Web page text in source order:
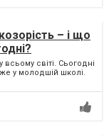
– і що
світі. Сьогодні
у молодшій школі.